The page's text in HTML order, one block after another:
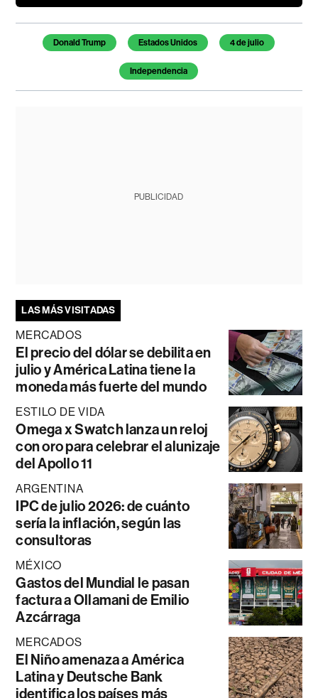
Temas de este artículo
Donald Trump Estados Unidos 4 de julio
Independencia
PUBLICIDAD
LAS MÁS VISITADAS
MERCADOS
El precio del dólar se debilita en
julio y América Latina tiene la
moneda más fuerte del mundo
ESTILO DE VIDA
Omega x Swatch lanza un reloj
con oro para celebrar el alunizaje
del Apollo 11
ARGENTINA
IPC de julio 2026: de cuánto
sería la inflación, según las
consultoras
MÉXICO
Gastos del Mundial le pasan
factura a Ollamani de Emilio
Azcárraga
MERCADOS
El Niño amenaza a América
Latina y Deutsche Bank
identifica los países más